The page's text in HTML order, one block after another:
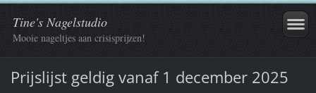
Tine's Nagelstudio
Mooie nageltjes aan crisisprijzen!
Prijslijst geldig vanaf 1 december 2025